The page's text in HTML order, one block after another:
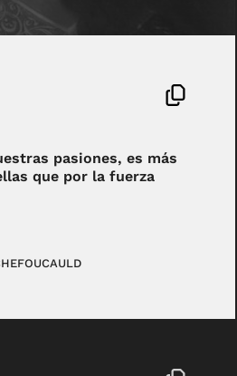
pasiones, es más
que por la fuerza